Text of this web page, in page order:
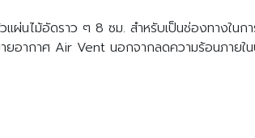
ผ่นไม้อัดราว ๆ 8 ซม. สำหรับเป็นช่องทางในก
ยอากาศ Air Vent นอกจากลดความร้อนภายใ